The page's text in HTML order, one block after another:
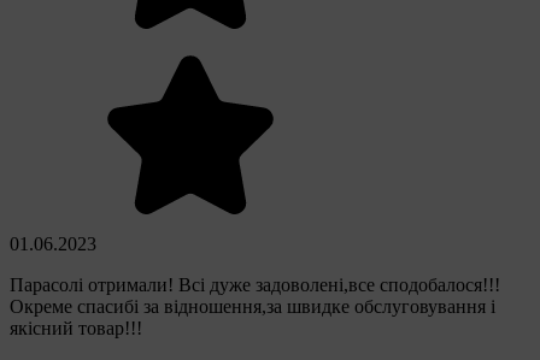
01.06.2023
Парасолі отримали! Всі дуже задоволені,все сподобалося!!!
Окреме спасибі за відношення,за швидке обслуговування і
якісний товар!!!